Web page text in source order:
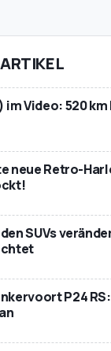
im Video: 520
neue Retro-
SUVs
P24